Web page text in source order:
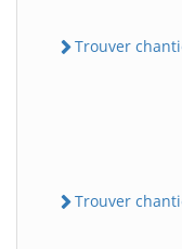
Trouver
Trouver